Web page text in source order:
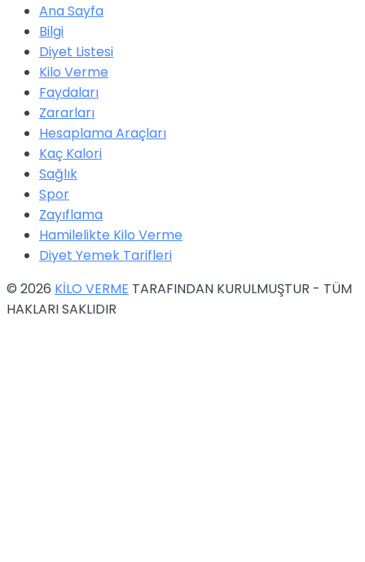
Ana Sayfa
Bilgi
Diyet Listesi
Kilo Verme
Faydaları
Zararları
Hesaplama Araçları
Kaç Kalori
Sağlık
Spor
Zayıflama
Hamilelikte Kilo Verme
Diyet Yemek Tarifleri
© 2026 KİLO VERME TARAFINDAN KURULMUŞTUR - TÜM
HAKLARI SAKLIDIR